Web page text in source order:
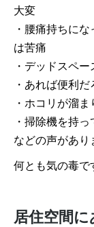
大変
・腰痛持ちに
は苦痛
・デッドスペ
・あれば便利
・ホコリが溜
・掃除機を持
などの声があり
何とも気の毒で
居住空間